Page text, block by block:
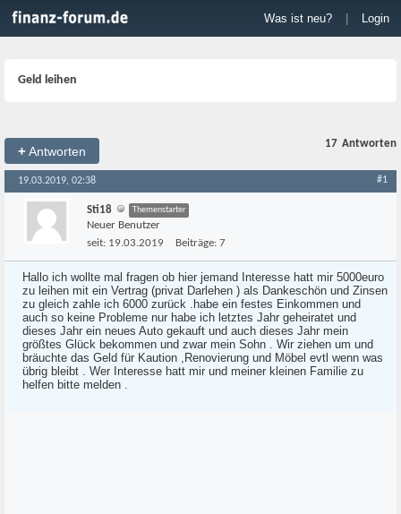
Was ist neu? Login
Geld leihen
+Antworten
17 Antworten
19.03.2019, 02:38 #1
Sti18 Themenstarter
Neuer Benutzer
seit: 19.03.2019 Beiträge: 7
Hallo ich wollte mal fragen ob hier jemand Interesse hatt mir 5000euro
zu leihen mit ein Vertrag (privat Darlehen ) als Dankeschön und Zinsen
zu gleich zahle ich 6000 zurück .habe ein festes Einkommen und
auch so keine Probleme nur habe ich letztes Jahr geheiratet und
dieses Jahr ein neues Auto gekauft und auch dieses Jahr mein
größtes Glück bekommen und zwar mein Sohn . Wir ziehen um und
bräuchte das Geld für Kaution ,Renovierung und Möbel evtl wenn was
übrig bleibt . Wer Interesse hatt mir und meiner kleinen Familie zu
helfen bitte melden .